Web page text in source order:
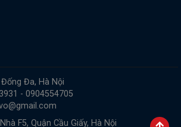
Đa, Hà Nội
- 0904554705
F5, Quận Cầu Giấy, Hà Nội